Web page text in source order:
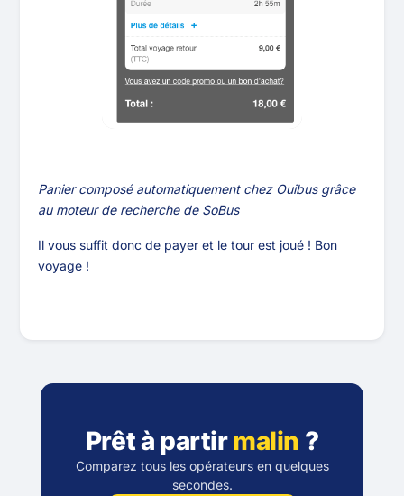
Panier composé automatiquement chez Ouibus grâce
au moteur de recherche de SoBus
Il vous suffit donc de payer et le tour est joué ! Bon
voyage !
Prêt à partirmalin ?
Comparez tous les opérateurs en quelques
secondes.